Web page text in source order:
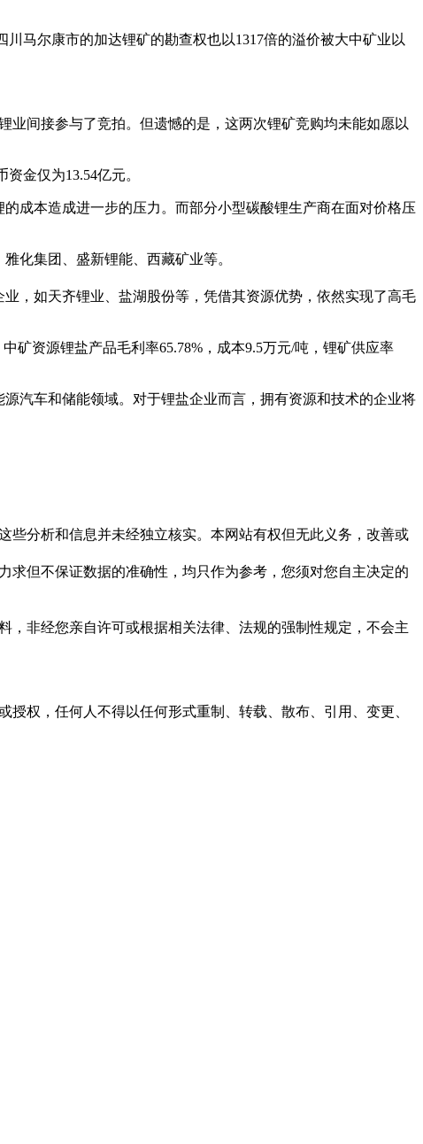
马尔康市的加达锂矿的勘查权也以1317倍的溢价被大中矿业以
间接参与了竞拍。但遗憾的是，这两次锂矿竞购均未能如愿以
金仅为13.54亿元。
成本造成进一步的压力。而部分小型碳酸锂生产商在面对价格压
化集团、盛新锂能、西藏矿业等。
，如天齐锂业、盐湖股份等，凭借其资源优势，依然实现了高毛
矿资源锂盐产品毛利率65.78%，成本9.5万元/吨，锂矿供应率
汽车和储能领域。对于锂盐企业而言，拥有资源和技术的企业将
些分析和信息并未经独立核实。本网站有权但无此义务，改善或
求但不保证数据的准确性，均只作为参考，您须对您自主决定的
，非经您亲自许可或根据相关法律、法规的强制性规定，不会主
授权，任何人不得以任何形式重制、转载、散布、引用、变更、